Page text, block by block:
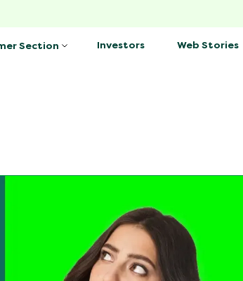
Section Investors Web Stories